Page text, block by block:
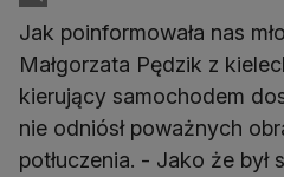
Jak poinformowała nas
Małgorzata Pędzik z
kierujący samochodem
nie odniósł poważnych
potłuczenia. - Jako że był